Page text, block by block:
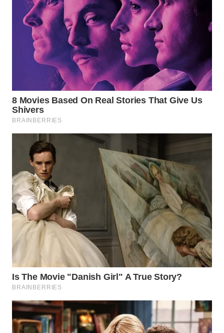
WAHANA
NEWS
WAHANA
ADVOKAT
WAHANA
INFRASTRUKTUR
WAHANA
KONSUMEN
WAHANA
LISTRIK
WAHANA
TRAVEL
TV